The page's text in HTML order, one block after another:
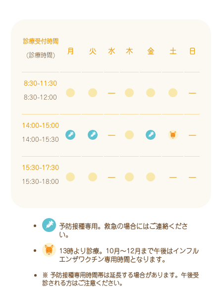
診療受付時間
(診療時間)
月 火 水 木 金 土 日
8:30-11:30
8:30-12:00
― ―
14:00-15:00
14:00-15:30
― ―
15:30-17:30
15:30-18:00
― ― ―
予防接種専用。救急の場合にはご連絡くださ
い。
13時より診療。10月～12月まで午後はインフル
エンザワクチン専用時間となります。
※ 予防接種専用時間帯は延長する場合があります。午後受
診される方はご注意ください。